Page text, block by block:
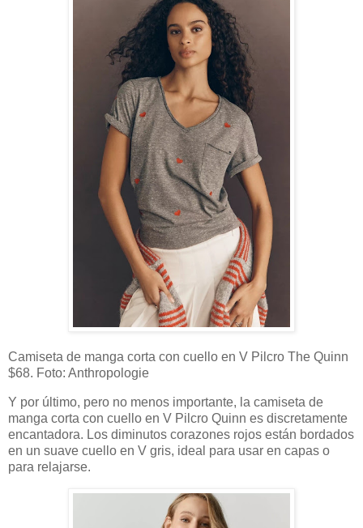
Camiseta de manga corta con cuello en V Pilcro The Quinn
$68. Foto: Anthropologie
Y por último, pero no menos importante, la camiseta de
manga corta con cuello en V Pilcro Quinn es discretamente
encantadora. Los diminutos corazones rojos están bordados
en un suave cuello en V gris, ideal para usar en capas o
para relajarse.